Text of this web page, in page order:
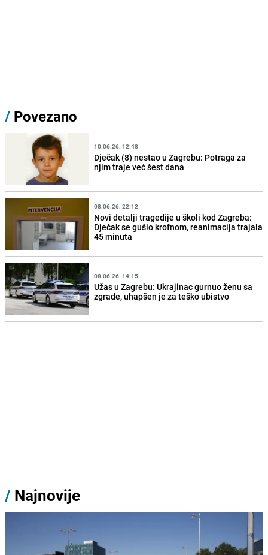
/ Povezano
10.06.26. 12:48
Dječak (8) nestao u Zagrebu: Potraga za
njim traje već šest dana
08.06.26. 22:12
Novi detalji tragedije u školi kod Zagreba:
Dječak se gušio krofnom, reanimacija trajala
45 minuta
08.06.26. 14:15
Užas u Zagrebu: Ukrajinac gurnuo ženu sa
zgrade, uhapšen je za teško ubistvo
/ Najnovije